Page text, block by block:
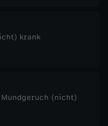
krank
(nicht)